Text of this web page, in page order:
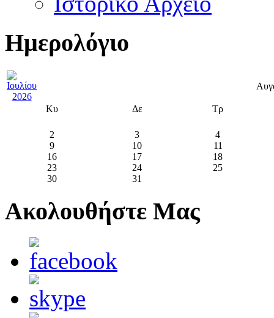
Ημερολόγιο
Κυ Δε Τρ
2 3
4
9
10
11
16
17
18
23
24
25
30
31
Ακολουθήστε Μας